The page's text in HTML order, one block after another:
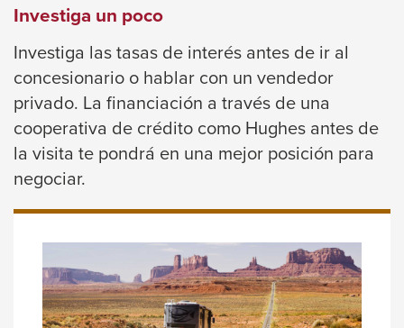
menus
and
escape
closes
them
as
well.
Tab
Investiga un poco
Investiga las tasas de interés antes de ir al
concesionario o hablar con un vendedor
privado. La financiación a través de una
cooperativa de crédito como Hughes antes de
la visita te pondrá en una mejor posición para
negociar.